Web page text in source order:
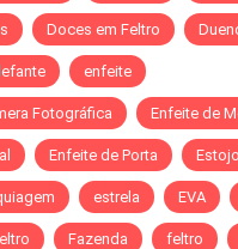
Doces em Feltro
enfeite
Fotográfica Enfeite de
Enfeite de Porta
estrela EVA
Fazenda feltro